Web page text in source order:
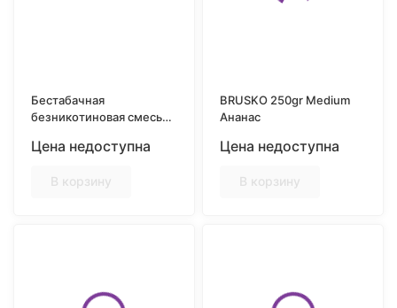
Бестабачная
безникотиновая смесь
50gr Таёжные ягоды
Цена недоступна
В корзину
BRUSKO 250gr Medium
Ананас
Цена недоступна
В корзину